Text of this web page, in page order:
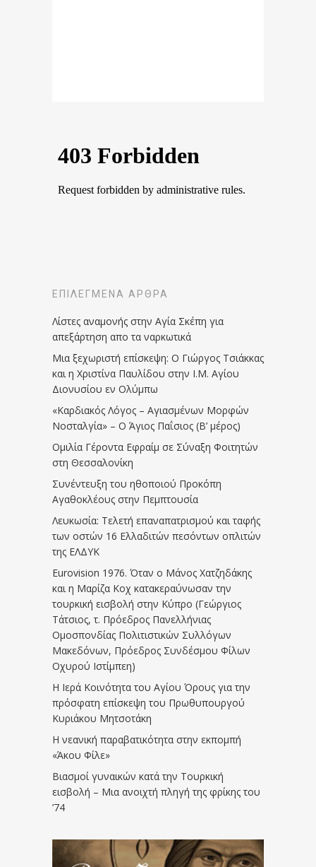
ΕΠΙΛΕΓΜΈΝΑ ΆΡΘΡΑ
Λίστες αναμονής στην Αγία Σκέπη για
απεξάρτηση απο τα ναρκωτικά
Μια ξεχωριστή επίσκεψη: Ο Γιώργος Τσιάκκας
και η Χριστίνα Παυλίδου στην Ι.Μ. Αγίου
Διονυσίου εν Ολύμπω
«Καρδιακός Λόγος – Αγιασμένων Μορφών
Νοσταλγία» – Ο Άγιος Παΐσιος (Β’ μέρος)
Ομιλία Γέροντα Εφραίμ σε Σύναξη Φοιτητών
στη Θεσσαλονίκη
Συνέντευξη του ηθοποιού Προκόπη
Αγαθοκλέους στην Πεμπτουσία
Λευκωσία: Τελετή επαναπατρισμού και ταφής
των οστών 16 Ελλαδιτών πεσόντων οπλιτών
της ΕΛΔΥΚ
Eurovision 1976. Όταν ο Μάνος Χατζηδάκης
και η Μαρίζα Κοχ κατακεραύνωσαν την
τουρκική εισβολή στην Κύπρο (Γεώργιος
Τάτσιος, τ. Πρόεδρος Πανελλήνιας
Ομοσπονδίας Πολιτιστικών Συλλόγων
Μακεδόνων, Πρόεδρος Συνδέσμου Φίλων
Οχυρού Ιστίμπεη)
Η Ιερά Κοινότητα του Αγίου Όρους για την
πρόσφατη επίσκεψη του Πρωθυπουργού
Κυριάκου Μητσοτάκη
Η νεανική παραβατικότητα στην εκπομπή
«Άκου Φίλε»
Βιασμοί γυναικών κατά την Τουρκική
εισβολή – Μια ανοιχτή πληγή της φρίκης του
’74